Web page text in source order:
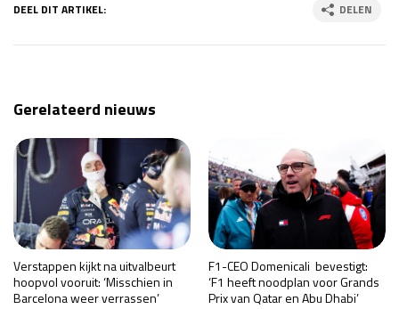
DEEL DIT ARTIKEL: DELEN
Gerelateerd nieuws
Verstappen kijkt na uitvalbeurt
hoopvol vooruit: ‘Misschien in
Barcelona weer verrassen’
F1-CEO Domenicali bevestigt:
‘F1 heeft noodplan voor Grands
Prix van Qatar en Abu Dhabi’